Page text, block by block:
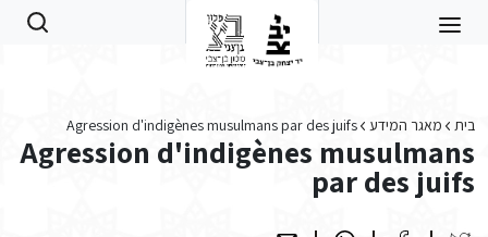
בית מאגר המידע Agression d'indigènes musulmans par des juifs
Agression d'indigènes musulmans
par des juifs